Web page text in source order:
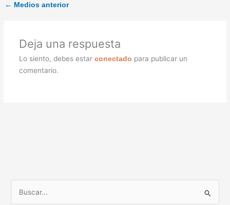
← Medios anterior
Deja una respuesta
Lo siento, debes estar conectado para publicar un
comentario.